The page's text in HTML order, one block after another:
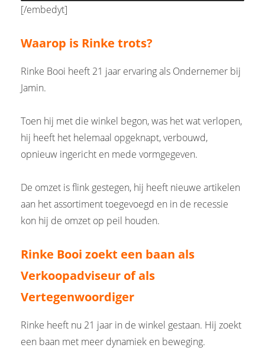
[/embedyt]
Waarop is Rinke trots?
Rinke Booi heeft 21 jaar ervaring als Ondernemer bij
Jamin.
Toen hij met die winkel begon, was het wat verlopen,
hij heeft het helemaal opgeknapt, verbouwd,
opnieuw ingericht en mede vormgegeven.
De omzet is flink gestegen, hij heeft nieuwe artikelen
aan het assortiment toegevoegd en in de recessie
kon hij de omzet op peil houden.
Rinke Booi zoekt een baan als
Verkoopadviseur of als
Vertegenwoordiger
Rinke heeft nu 21 jaar in de winkel gestaan. Hij zoekt
een baan met meer dynamiek en beweging.